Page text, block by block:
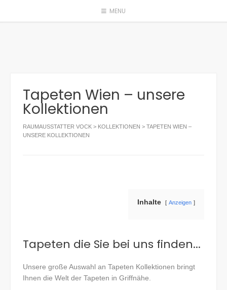
MENU
Tapeten Wien – unsere
Kollektionen
RAUMAUSSTATTER VOCK > KOLLEKTIONEN > TAPETEN WIEN –
UNSERE KOLLEKTIONEN
Inhalte Anzeigen
Tapeten die Sie bei uns finden...
Unsere große Auswahl an Tapeten Kollektionen bringt
Ihnen die Welt der Tapeten in Griffnähe.